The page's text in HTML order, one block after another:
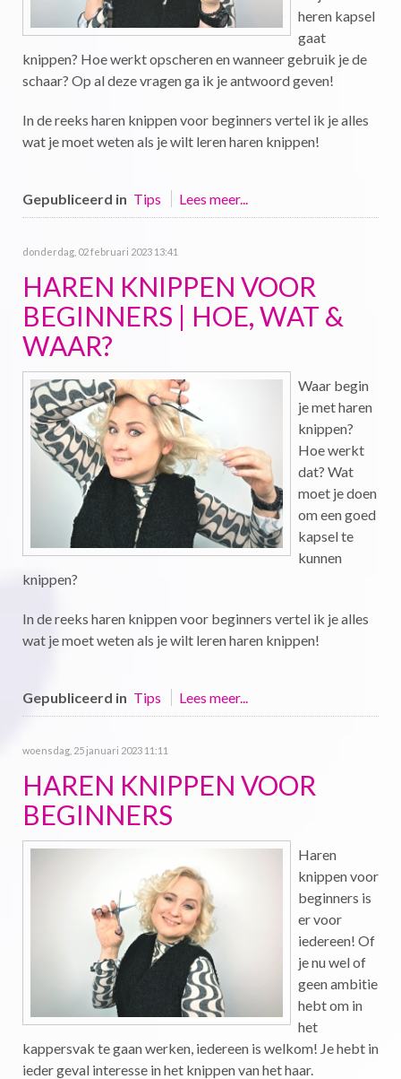
heren kapsel
gaat
knippen? Hoe werkt opscheren en wanneer gebruik je de
schaar? Op al deze vragen ga ik je antwoord geven!
In de reeks haren knippen voor beginners vertel ik je alles
wat je moet weten als je wilt leren haren knippen!
Gepubliceerd in Tips Lees meer...
donderdag, 02 februari 2023 13:41
HAREN KNIPPEN VOOR
BEGINNERS | HOE, WAT &
WAAR?
Waar begin
je met haren
knippen?
Hoe werkt
dat? Wat
moet je doen
om een goed
kapsel te
kunnen
knippen?
In de reeks haren knippen voor beginners vertel ik je alles
wat je moet weten als je wilt leren haren knippen!
Gepubliceerd in Tips Lees meer...
woensdag, 25 januari 2023 11:11
HAREN KNIPPEN VOOR
BEGINNERS
Haren
knippen voor
beginners is
er voor
iedereen! Of
je nu wel of
geen ambitie
hebt om in
het
kappersvak te gaan werken, iedereen is welkom! Je hebt in
ieder geval interesse in het knippen van het haar.